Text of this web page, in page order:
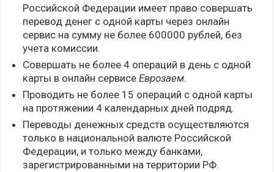
Российской Федерации имеет право совершать
перевод денег с одной карты через онлайн
сервис на сумму не более 600000 рублей, без
учета комиссии.
Совершать не более 4 операций в день с одной
карты в онлайн сервисеЕврозаем.
Проводить не более 15 операций с одной карты
на протяжении 4 календарных дней подряд.
Переводы денежных средств осуществляются
только в национальной валюте Российской
Федерации, и только между банками,
зарегистрированными на территории РФ.